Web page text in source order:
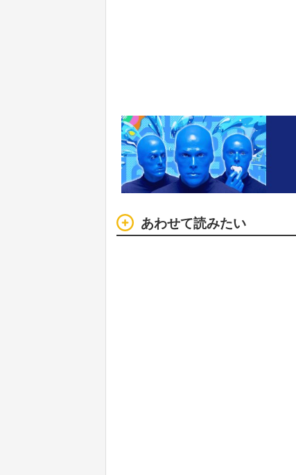
あわせて読みたい